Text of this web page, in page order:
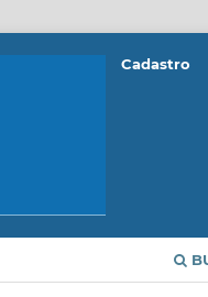
Cadastro